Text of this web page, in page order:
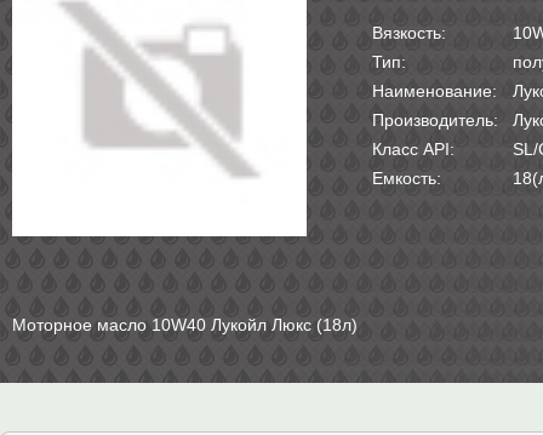
Вязкость:
Тип:
Наименование:
Производитель:
Класс API:
SL/
Емкость:
Моторное масло 10W40 Лукойл Люкс (18л)